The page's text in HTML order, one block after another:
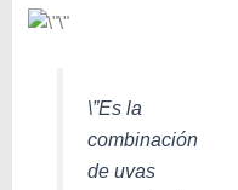
\”Es la
combinación
de uvas